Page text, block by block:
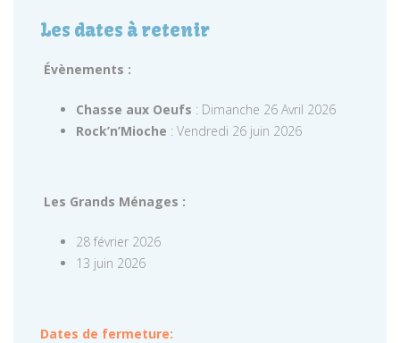
Les dates à retenir
Évènements :
Chasse aux Oeufs : Dimanche 26 Avril 2026
Rock’n’Mioche : Vendredi 26 juin 2026
Les Grands Ménages :
28 février 2026
13 juin 2026
Dates de fermeture: